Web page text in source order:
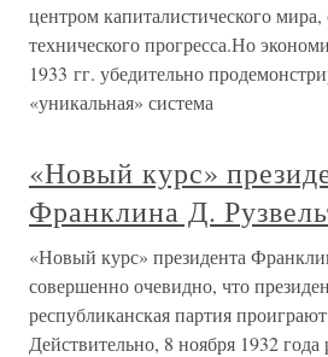
центром капиталистического
технического прогресса.Но
1933 гг. убедительно
«уникальная» система
«Новый курс»
Франклина Д.
«Новый курс» президента
совершенно очевидно, что
республиканская партия
Действительно, 8 ноября 1932